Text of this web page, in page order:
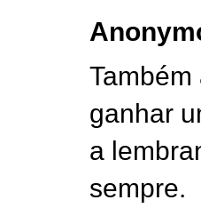
ganhar
a
sempre.